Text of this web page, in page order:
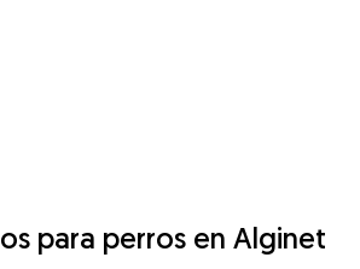
para perros en Alginet